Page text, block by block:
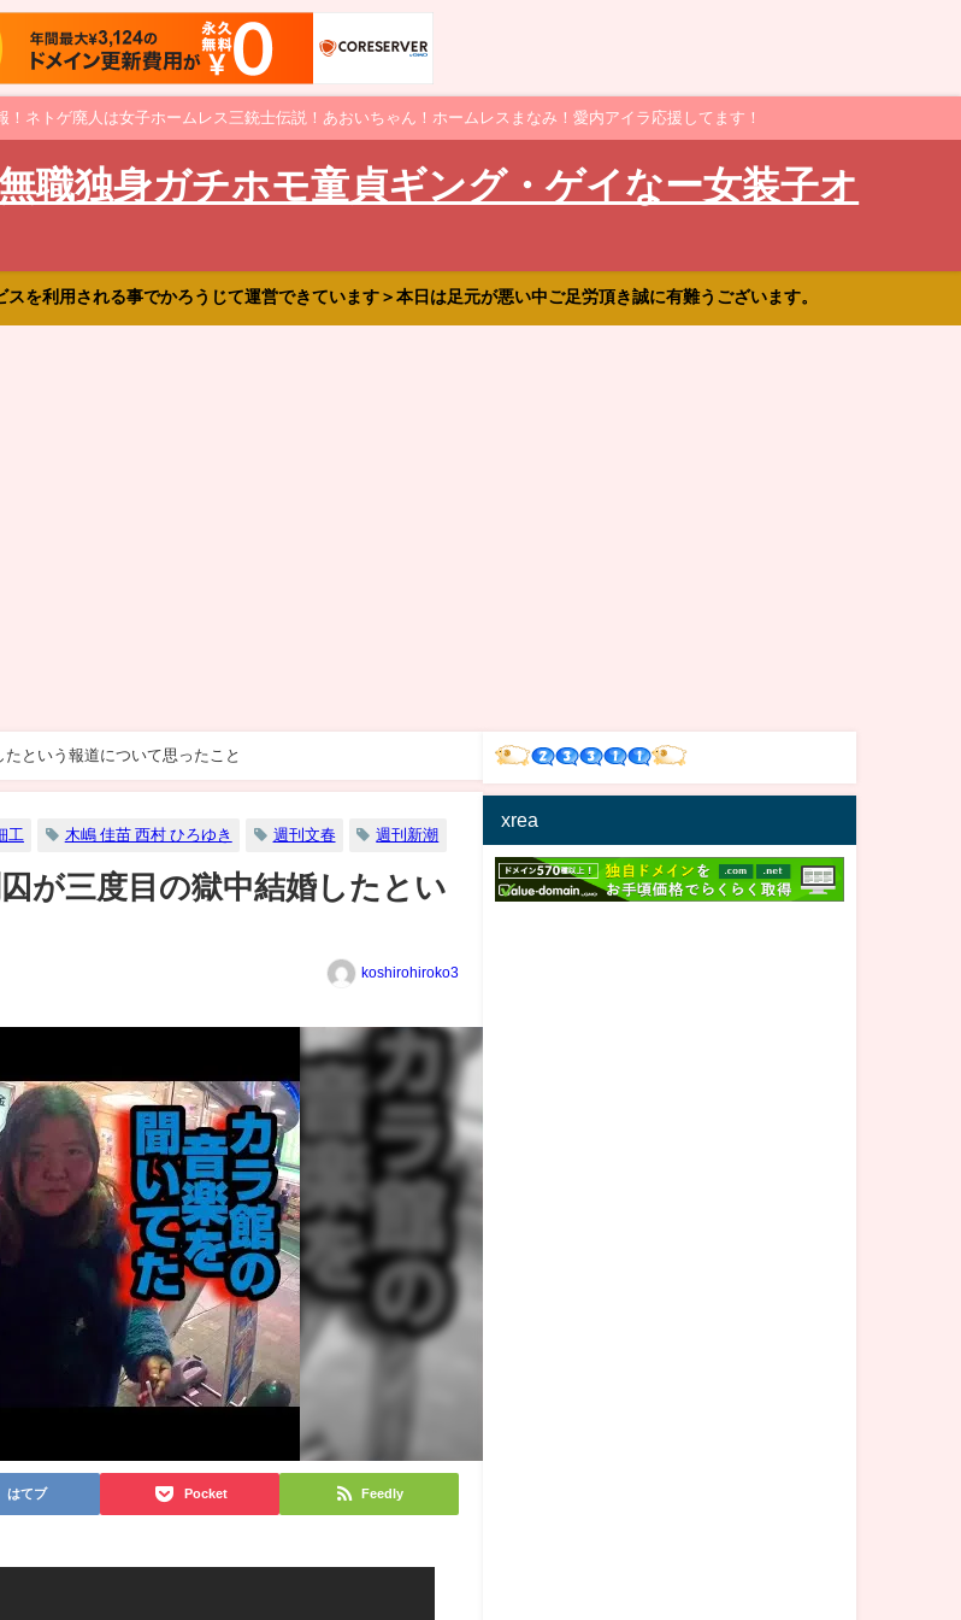
ネトゲ廃人は女子ホームレス三銃士伝説！あおいちゃん！ホームレスまなみ！愛内アイラ応援してます！
職独身ガチホモ童貞ギング・ゲイなー女装子オ
を利用される事でかろうじて運営できています＞本日は足元が悪い中ご足労頂き誠に有難うございます。
という報道について思ったこと
工 木嶋 佳苗 西村 ひろゆき 週刊文春 週刊新潮
が三度目の獄中結婚したとい
koshirohiroko3
はてブ Pocket Feedly
xrea